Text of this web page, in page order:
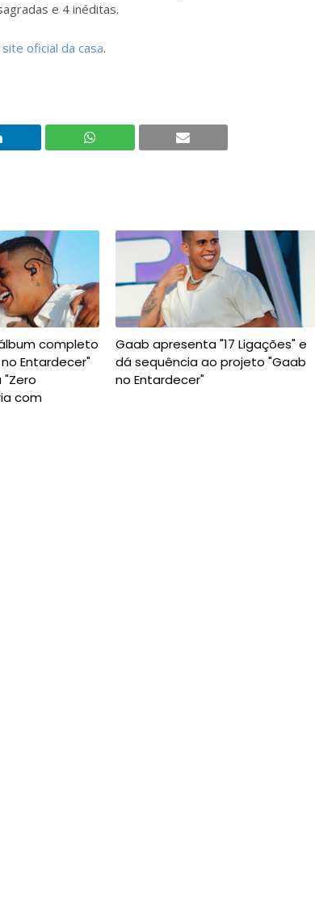
e 4 inéditas.
site oficial da casa.
completo
Entardecer"
com
Gaab apresenta "17 Ligações" e
dá sequência ao projeto "Gaab
no Entardecer"